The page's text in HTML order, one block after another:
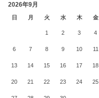
2026年9月
日 月 火 水 木 金
1 2 3 4
6 7 8 9 10 11
13 14 15 16 17 18
20 21 22 23 24 25